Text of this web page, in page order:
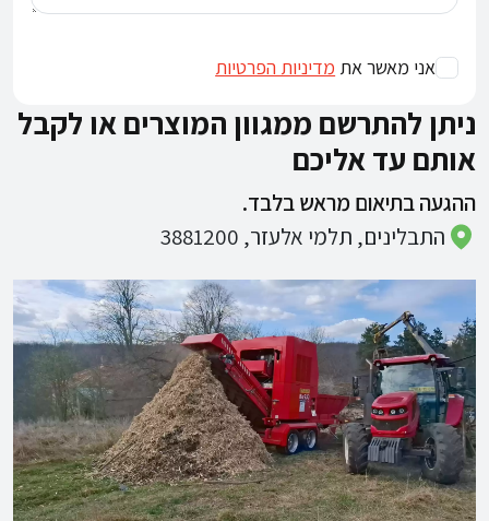
אני מאשר את מדיניות הפרטיות
ניתן להתרשם ממגוון המוצרים או לקבל
אותם עד אליכם
ההגעה בתיאום מראש בלבד.
התבלינים, תלמי אלעזר, 3881200